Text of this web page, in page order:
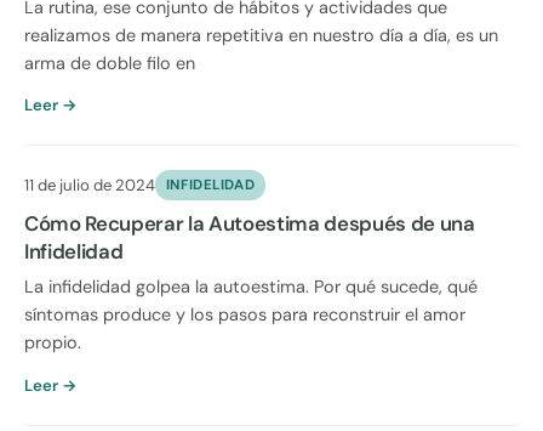
La rutina, ese conjunto de hábitos y actividades que
realizamos de manera repetitiva en nuestro día a día, es un
arma de doble filo en
Leer →
11 de julio de 2024 INFIDELIDAD
Cómo Recuperar la Autoestima después de una
Infidelidad
La infidelidad golpea la autoestima. Por qué sucede, qué
síntomas produce y los pasos para reconstruir el amor
propio.
Leer →